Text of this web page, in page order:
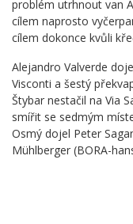
problém utrhnout van
cílem naprosto
cílem dokonce kvůli
Alejandro Valverde
Visconti a šestý
Štybar nestačil na Via
smířit se sedmým
Osmý dojel Peter
Mühlberger (BORA-